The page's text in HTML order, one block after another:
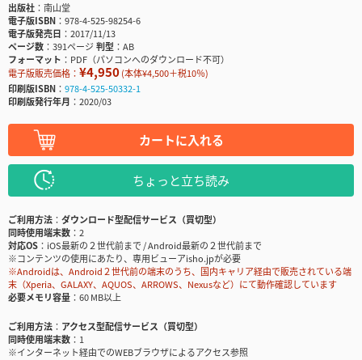
出版社
南山堂
電子版ISBN
978-4-525-98254-6
電子版発売日
2017/11/13
ページ数
391ページ判型
AB
フォーマット
PDF（パソコンへのダウンロード不可）
電子版販売価格： ¥4,950(本体¥4,500＋税10％)
印刷版ISBN
978-4-525-50332-1
印刷版発行年月
2020/03
カートに入れる
ちょっと立ち読み
ご利用方法
ダウンロード型配信サービス（買切型）
同時使用端末数
2
対応OS
iOS最新の２世代前まで / Android最新の２世代前まで
※コンテンツの使用にあたり、専用ビューアisho.jpが必要
※Androidは、Android２世代前の端末のうち、国内キャリア経由で販売されている端
末（Xperia、GALAXY、AQUOS、ARROWS、Nexusなど）にて動作確認しています
必要メモリ容量
60 MB以上
ご利用方法
アクセス型配信サービス（買切型）
同時使用端末数
1
※インターネット経由でのWEBブラウザによるアクセス参照